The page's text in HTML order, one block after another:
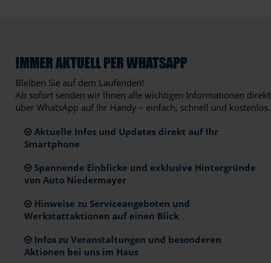
IMMER AKTUELL PER WHATSAPP
Bleiben Sie auf dem Laufenden!
Ab sofort senden wir Ihnen alle wichtigen Informationen direkt
über WhatsApp auf Ihr Handy – einfach, schnell und kostenlos.
Aktuelle Infos und Updates direkt auf Ihr
Smartphone
Spannende Einblicke und exklusive Hintergründe
von Auto Niedermayer
Hinweise zu Serviceangeboten und
Werkstattaktionen auf einen Blick
Infos zu Veranstaltungen und besonderen
Aktionen bei uns im Haus